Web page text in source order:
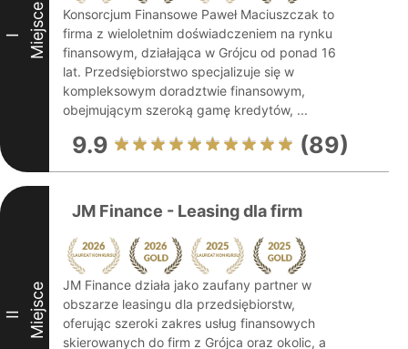
I Miejsce
Konsorcjum Finansowe Paweł Maciuszczak to
firma z wieloletnim doświadczeniem na rynku
finansowym, działająca w Grójcu od ponad 16
lat. Przedsiębiorstwo specjalizuje się w
kompleksowym doradztwie finansowym,
obejmującym szeroką gamę kredytów, ...
9.9 (89)
II Miejsce
JM Finance - Leasing dla firm
JM Finance działa jako zaufany partner w
obszarze leasingu dla przedsiębiorstw,
oferując szeroki zakres usług finansowych
skierowanych do firm z Grójca oraz okolic, a